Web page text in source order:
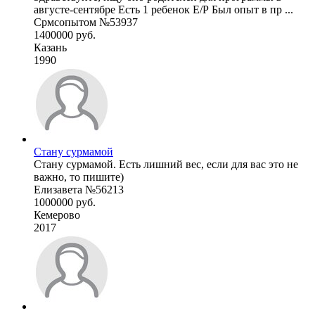
августе-сентябре Есть 1 ребенок Е/Р Был опыт в пр ...
Срмсопытом №53937
1400000 руб.
Казань
1990
Стану сурмамой
Стану сурмамой. Есть лишний вес, если для вас это не
важно, то пишите)
Елизавета №56213
1000000 руб.
Кемерово
2017